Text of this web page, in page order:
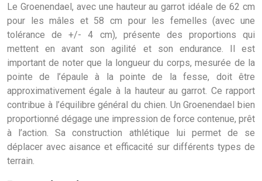
Le Groenendael, avec une hauteur au garrot idéale de 62 cm
pour les mâles et 58 cm pour les femelles (avec une
tolérance de +/- 4 cm), présente des proportions qui
mettent en avant son agilité et son endurance. Il est
important de noter que la longueur du corps, mesurée de la
pointe de l’épaule à la pointe de la fesse, doit être
approximativement égale à la hauteur au garrot. Ce rapport
contribue à l’équilibre général du chien. Un Groenendael bien
proportionné dégage une impression de force contenue, prêt
à l’action. Sa construction athlétique lui permet de se
déplacer avec aisance et efficacité sur différents types de
terrain.